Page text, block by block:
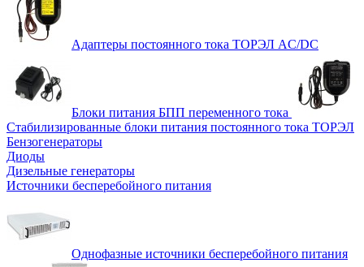
Адаптеры постоянного тока ТОРЭЛ AC/DC
Блоки питания БПП переменного тока
Стабилизированные блоки питания постоянного тока ТОРЭЛ
Бензогенераторы
Диоды
Дизельные генераторы
Источники бесперебойного питания
Однофазные источники бесперебойного питания